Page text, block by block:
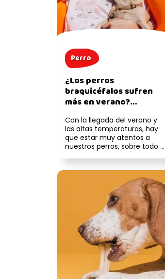
Perro
¿Los perros
braquicéfalos sufren
más en verano?
Con la llegada del verano y
las altas temperaturas, hay
que estar muy atentos a
nuestros perros, sobre todo si